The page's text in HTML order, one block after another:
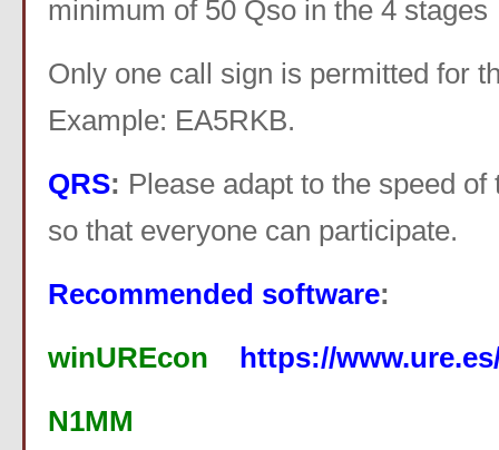
minimum of 50 Qso in the 4 stages
Only one call sign is permitted for
Example: EA5RKB.
QRS: Please adapt to the speed
so that everyone can participate.
Recommended software:
winUREcon
https://
N1MM